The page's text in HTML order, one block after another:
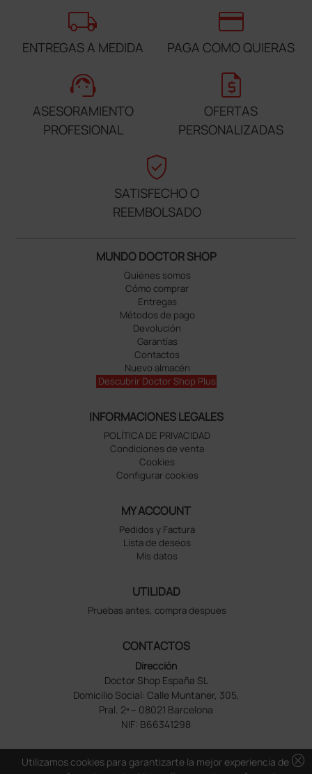
local_shipping
ENTREGAS A MEDIDA
credit_card
PAGA COMO QUIERAS
support_agent
ASESORAMIENTO
PROFESIONAL
request_quote
OFERTAS
PERSONALIZADAS
verified_user
SATISFECHO O
REEMBOLSADO
MUNDO DOCTOR SHOP
Quiénes somos
Cómo comprar
Entregas
Métodos de pago
Devolución
Garantías
Contactos
Nuevo almacén
Descubrir Doctor Shop Plus
INFORMACIONES LEGALES
POLÍTICA DE PRIVACIDAD
Condiciones de venta
Cookies
Configurar cookies
MY ACCOUNT
Pedidos y Factura
Lista de deseos
Mis datos
UTILIDAD
Pruebas antes, compra despues
CONTACTOS
Dirección
Doctor Shop España SL
Domicilio Social: Calle Muntaner, 305,
Pral. 2ª – 08021 Barcelona
NIF: B66341298
cancel
Utilizamos cookies para garantizarte la mejor experiencia de